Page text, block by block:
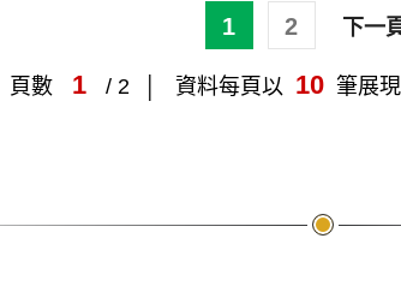
1 2 下一
頁數 1 / 2 資料每頁以 10 筆展現